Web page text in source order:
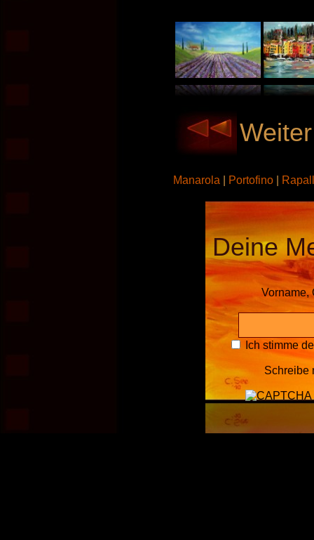
Manarola Portofino
Deine
Vorname,
Ich stimme
Schreibe